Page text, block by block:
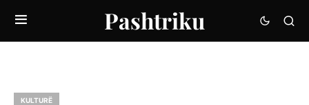
Pashtriku
KULTURË